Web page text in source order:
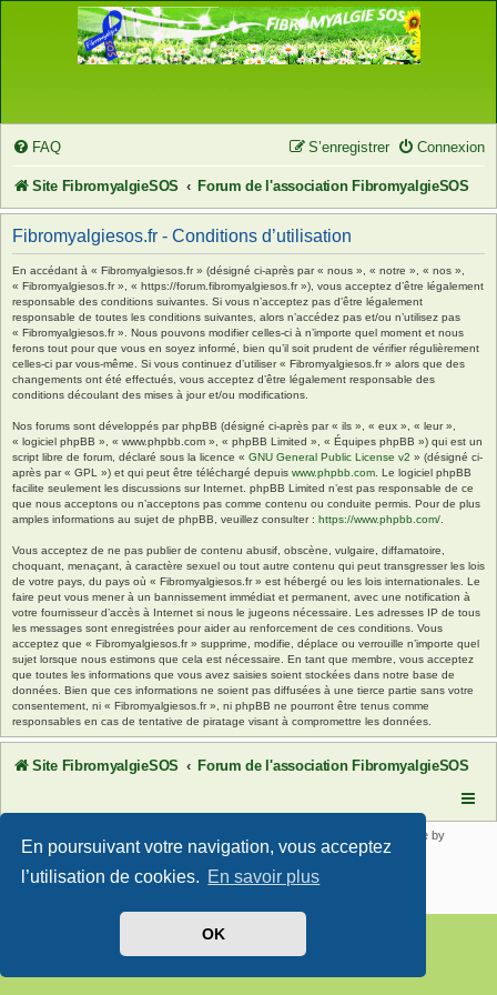
En poursuivant votre navigation, vous acceptez
l’utilisation de cookies. En savoir plus
OK
FAQ Connexion
S’enregistrer
Site FibromyalgieSOS Forum de l'association FibromyalgieSOS
Fibromyalgiesos.fr - Conditions d’utilisation
En accédant à « Fibromyalgiesos.fr » (désigné ci-après par « nous », « notre », « nos »,
« Fibromyalgiesos.fr », « https://forum.fibromyalgiesos.fr »), vous acceptez d’être légalement
responsable des conditions suivantes. Si vous n’acceptez pas d’être légalement
responsable de toutes les conditions suivantes, alors n’accédez pas et/ou n’utilisez pas
« Fibromyalgiesos.fr ». Nous pouvons modifier celles-ci à n’importe quel moment et nous
ferons tout pour que vous en soyez informé, bien qu’il soit prudent de vérifier régulièrement
celles-ci par vous-même. Si vous continuez d’utiliser « Fibromyalgiesos.fr » alors que des
changements ont été effectués, vous acceptez d’être légalement responsable des
conditions découlant des mises à jour et/ou modifications.
Nos forums sont développés par phpBB (désigné ci-après par « ils », « eux », « leur »,
« logiciel phpBB », « www.phpbb.com », « phpBB Limited », « Équipes phpBB ») qui est un
script libre de forum, déclaré sous la licence « GNU General Public License v2 » (désigné ci-
après par « GPL ») et qui peut être téléchargé depuis www.phpbb.com . Le logiciel phpBB
facilite seulement les discussions sur Internet. phpBB Limited n’est pas responsable de ce
que nous acceptons ou n’acceptons pas comme contenu ou conduite permis. Pour de plus
amples informations au sujet de phpBB, veuillez consulter : https://www.phpbb.com/
Vous acceptez de ne pas publier de contenu abusif, obscène, vulgaire, diffamatoire,
choquant, menaçant, à caractère sexuel ou tout autre contenu qui peut transgresser les lois
de votre pays, du pays où « Fibromyalgiesos.fr » est hébergé ou les lois internationales. Le
faire peut vous mener à un bannissement immédiat et permanent, avec une notification à
votre fournisseur d’accès à Internet si nous le jugeons nécessaire. Les adresses IP de tous
les messages sont enregistrées pour aider au renforcement de ces conditions. Vous
acceptez que « Fibromyalgiesos.fr » supprime, modifie, déplace ou verrouille n’importe quel
sujet lorsque nous estimons que cela est nécessaire. En tant que membre, vous acceptez
que toutes les informations que vous avez saisies soient stockées dans notre base de
données. Bien que ces informations ne soient pas diffusées à une tierce partie sans votre
consentement, ni « Fibromyalgiesos.fr », ni phpBB ne pourront être tenus comme
responsables en cas de tentative de piratage visant à compromettre les données.
Site FibromyalgieSOS Forum de l'association FibromyalgieSOS
® Forum Software © phpBB Limited | SE Square by
PhpBB3 BBCodes
Traduit parphpBB-fr.com